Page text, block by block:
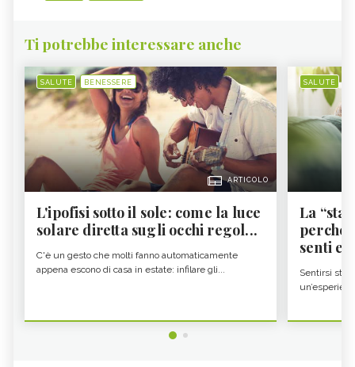
Ti potrebbe interessare anche
SALUTE BENESSERE
ARTICOLO
L'ipofisi sotto il sole: come la luce
solare diretta sugli occhi regol...
C'è un gesto che molti fanno automaticamente
appena escono di casa in estate: infilare gli...
SALUTE
La
perché
senti
Sentirsi